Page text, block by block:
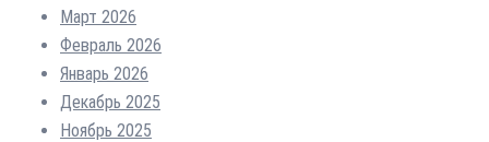
Март 2026
Февраль 2026
Январь 2026
Декабрь 2025
Ноябрь 2025